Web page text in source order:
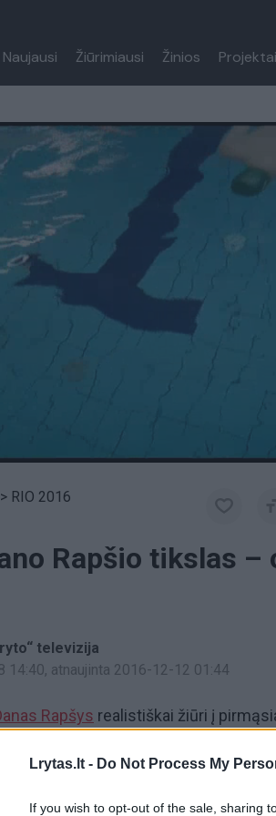
Lrytas.lt - Do Not Process My
If you wish to opt-out of the sale, sharing
Naujausi Žiūrimiausi Žinios Projektai
> RIO 2016
Rapšio tikslas –
televizija
14:40, atnaujinta 2016-12-12 01:44
Rapšys realistiškai žiūri į
nugara specialistas tikisi
tapo pirmuoju lietuviu sportininku,